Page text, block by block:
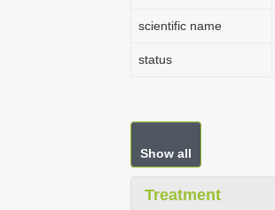
scientific name
status
Show all
Treatment